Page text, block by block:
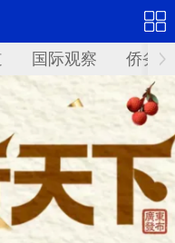
国际观察 侨务